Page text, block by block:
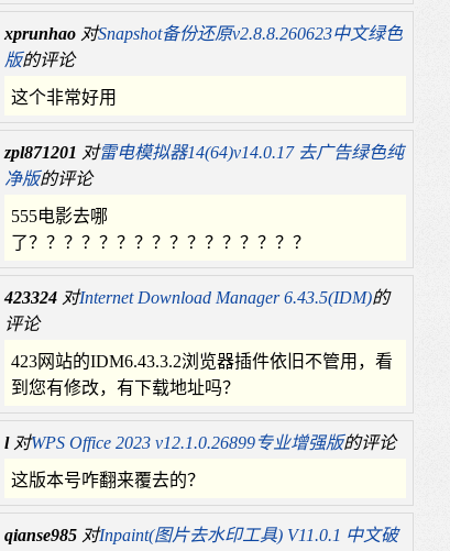
xprunhao 对Snapshot备份还原v2.8.8.260623中文绿色
版的评论
这个非常好用
zpl871201 对雷电模拟器14(64)v14.0.17 去广告绿色纯
净版的评论
555电影去哪
了？？？？？？？？？？？？？？？？
423324 对Internet Download Manager 6.43.5(IDM)的
评论
423网站的IDM6.43.3.2浏览器插件依旧不管用，看
到您有修改，有下载地址吗？
l 对WPS Office 2023 v12.1.0.26899专业增强版的评论
这版本号咋翻来覆去的？
qianse985 对Inpaint(图片去水印工具) V11.0.1 中文破